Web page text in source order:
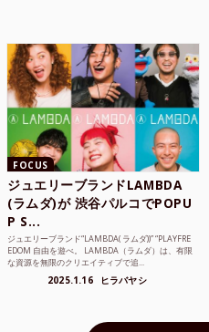
FOCUS
ジュエリーブランドLAMBDA
(ラムダ)が 渋谷パルコでPOPU
P S...
ジュエリーブランド“LAMBDA( ラムダ))” “PLAYFRE
EDOM 自由を遊べ。 LAMBDA（ラムダ）は、有限
な資源を無限のクリエイティブで追...
2025.1.16 ヒラバヤシ